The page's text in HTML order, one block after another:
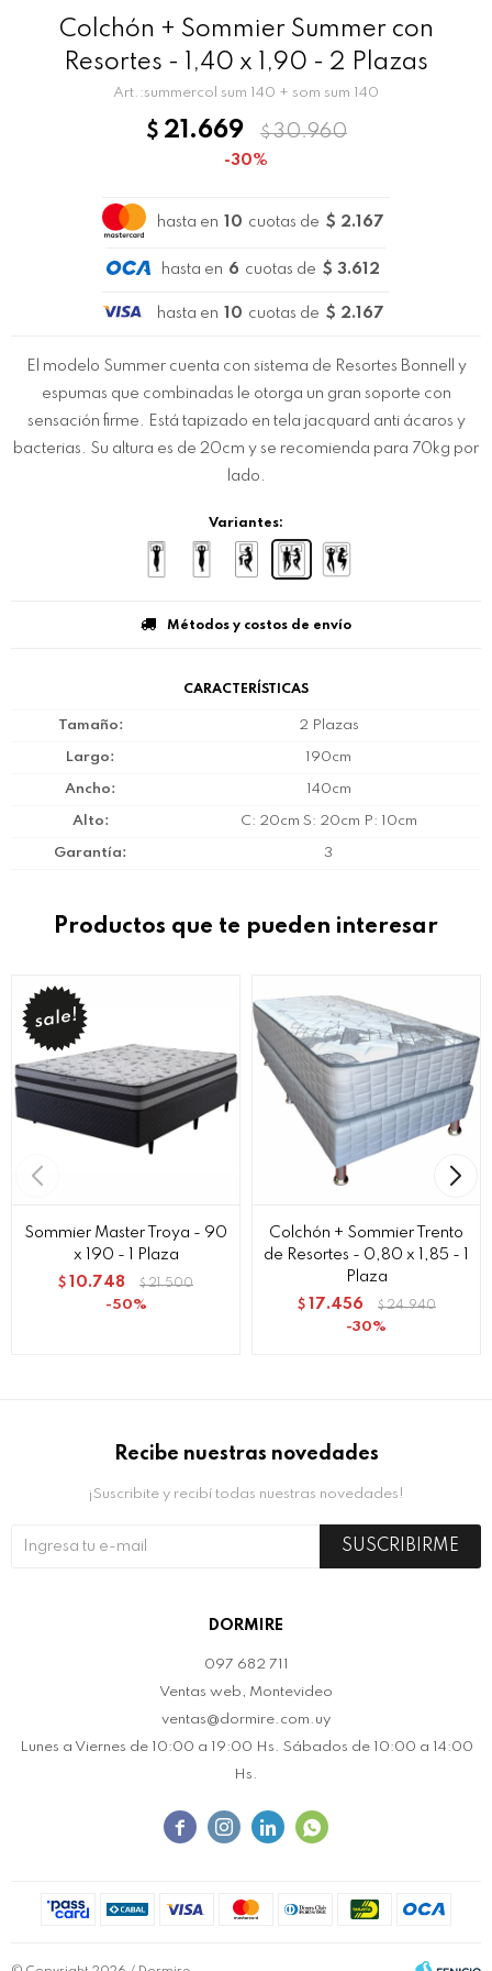
Colchón + Sommier Summer con
Resortes - 1,40 x 1,90 - 2 Plazas
summercol sum 140 + som sum 140
$ 21.669 $ 30.960
30
hasta en 10 cuotas de $ 2.167
hasta en 6 cuotas de $ 3.612
hasta en 10 cuotas de $ 2.167
El modelo Summer cuenta con sistema de Resortes Bonnell y
espumas que combinadas le otorga un gran soporte con
sensación firme. Está tapizado en tela jacquard anti ácaros y
bacterias. Su altura es de 20cm y se recomienda para 70kg por
lado.
Variantes:
Métodos y costos de envío
CARACTERÍSTICAS
Tamaño 2 Plazas
Largo 190cm
Ancho 140cm
Alto C: 20cm S: 20cm P: 10cm
Garantía 3
Productos que te pueden interesar
Sommier Master Troya - 90
x 190 - 1 Plaza
$ 10.748 $ 21.500
50
Colchón + Sommier Trento
de Resortes - 0,80 x 1,85 - 1
Plaza
$ 17.456 $ 24.940
30
DORMIRE
097 682 711
Ventas web, Montevideo
ventas@dormire.com.uy
Lunes a Viernes de 10:00 a 19:00 Hs. Sábados de 10:00 a 14:00
Hs.
   
Recibe nuestras novedades
¡Suscribite y recibí todas nuestras novedades!
SUSCRIBIRME